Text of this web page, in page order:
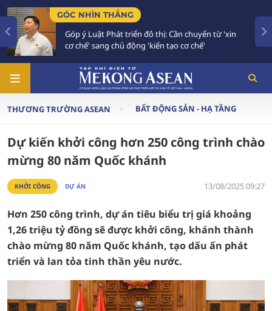
THẲNG
Phát triển đô thị: Cần chuyển từ 'xin
chủ động 'kiến tạo cơ chế'
Bế mạc Hội
vào giai
THƯƠNG TRƯỜNG ASEAN BẤT ĐỘNG SẢN - HẠ TẦNG
Dự kiến khởi công hơn 250 công trình chào
mừng 80 năm Quốc khánh
KHỞI CÔNG DỰ ÁN 13/08/2025 09:27
Hơn 250 công trình, dự án tiêu biểu trị giá khoảng
1,26 triệu tỷ đồng sẽ được khởi công, khánh thành
chào mừng 80 năm Quốc khánh, tạo dấu ấn phát
triển và lan tỏa tinh thần yêu nước.